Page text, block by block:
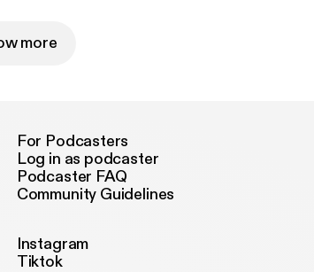
more
For Podcasters
Log in as podcaster
Podcaster FAQ
Community Guidelines
Instagram
Tiktok